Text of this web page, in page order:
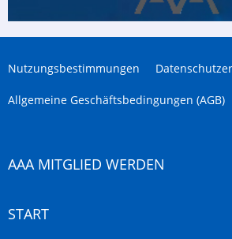
Nutzungsbestimmungen
Allgemeine Geschäftsbedingungen (AGB)
AAA MITGLIED WERDEN
START